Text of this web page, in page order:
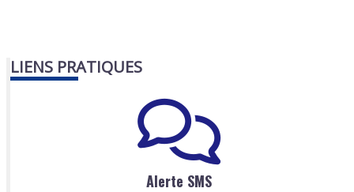
LIENS PRATIQUES
Alerte SMS